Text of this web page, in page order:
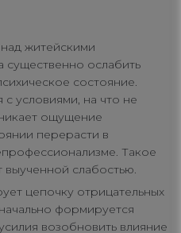
житейскими
существенно ослабить
состояние.
с условиями, на что не
ощущение
перерасти в
Такое
выученной слабостью.
цепочку отрицательных
формируется
возобновить влияние